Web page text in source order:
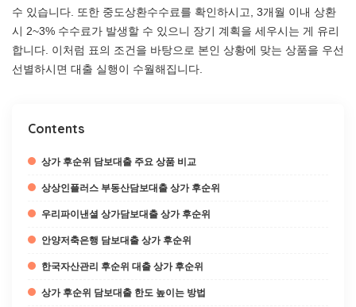
수 있습니다. 또한 중도상환수수료를 확인하시고, 3개월 이내 상환
시 2~3% 수수료가 발생할 수 있으니 장기 계획을 세우시는 게 유리
합니다. 이처럼 표의 조건을 바탕으로 본인 상황에 맞는 상품을 우선
선별하시면 대출 실행이 수월해집니다.
Contents
상가 후순위 담보대출 주요 상품 비교
상상인플러스 부동산담보대출 상가 후순위
우리파이낸셜 상가담보대출 상가 후순위
안양저축은행 담보대출 상가 후순위
한국자산관리 후순위 대출 상가 후순위
상가 후순위 담보대출 한도 높이는 방법